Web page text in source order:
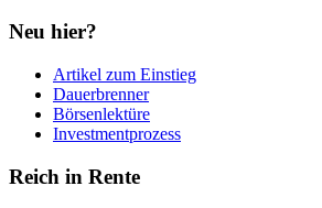
Neu hier?
Artikel zum Einstieg
Dauerbrenner
Börsenlektüre
Investmentprozess
Reich in Rente